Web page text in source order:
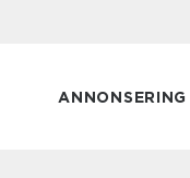
ANNONSERING